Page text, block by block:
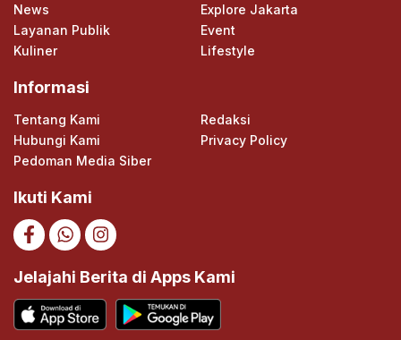
News
Explore Jakarta
Layanan Publik
Event
Kuliner
Lifestyle
Informasi
Tentang Kami
Redaksi
Hubungi Kami
Privacy Policy
Pedoman Media Siber
Ikuti Kami
Jelajahi Berita di Apps Kami